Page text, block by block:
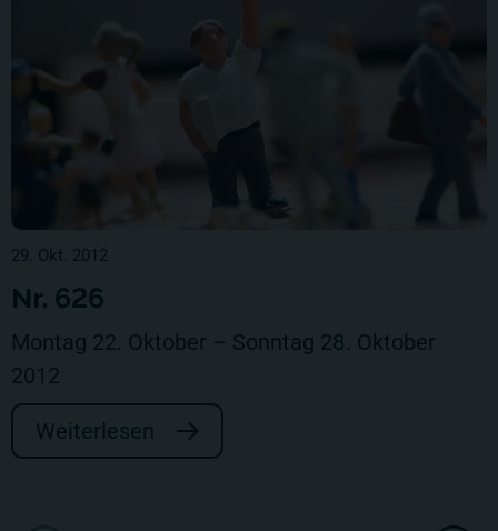
29. Okt. 2012
Nr. 626
Montag 22. Oktober – Sonntag 28. Oktober
2012
Weiterlesen